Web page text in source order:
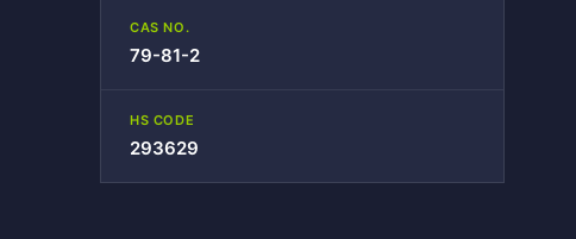
CAS NO.
79-81-2
HS CODE
293629